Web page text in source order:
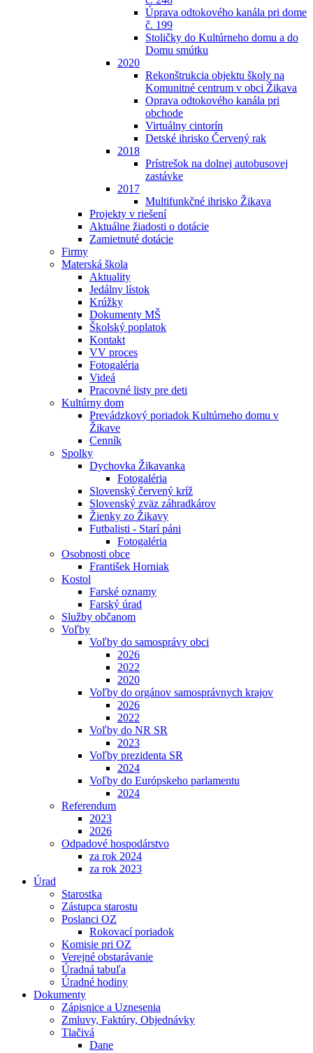
Úprava odtokového kanála pri dome
č. 199
Stoličky do Kultúrneho domu a do
Domu smútku
2020
Rekonštrukcia objektu školy na
Komunitné centrum v obci Žikava
Oprava odtokového kanála pri
obchode
Virtuálny cintorín
Detské ihrisko Červený rak
2018
Prístrešok na dolnej autobusovej
zastávke
2017
Multifunkčné ihrisko Žikava
Projekty v riešení
Aktuálne žiadosti o dotácie
Zamietnuté dotácie
Firmy
Materská škola
Aktuality
Jedálny lístok
Krúžky
Dokumenty MŠ
Školský poplatok
Kontakt
VV proces
Fotogaléria
Videá
Pracovné listy pre deti
Kultúrny dom
Prevádzkový poriadok Kultúrneho domu v
Žikave
Cenník
Spolky
Dychovka Žikavanka
Fotogaléria
Slovenský červený kríž
Slovenský zväz záhradkárov
Žienky zo Žikavy
Futbalisti - Starí páni
Fotogaléria
Osobnosti obce
František Horniak
Kostol
Farské oznamy
Farský úrad
Služby občanom
Voľby
Voľby do samosprávy obci
2026
2022
2020
Voľby do orgánov samosprávnych krajov
2026
2022
Voľby do NR SR
2023
Voľby prezidenta SR
2024
Voľby do Európskeho parlamentu
2024
Referendum
2023
2026
Odpadové hospodárstvo
za rok 2024
za rok 2023
Úrad
Starostka
Zástupca starostu
Poslanci OZ
Rokovací poriadok
Komisie pri OZ
Verejné obstarávanie
Úradná tabuľa
Úradné hodiny
Dokumenty
Zápisnice a Uznesenia
Zmluvy, Faktúry, Objednávky
Tlačivá
Dane